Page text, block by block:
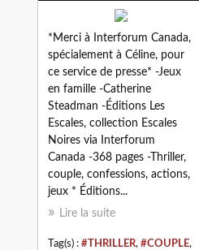
*Merci à Interforum Canada,
spécialement à Céline, pour
ce service de presse* -Jeux
en famille -Catherine
Steadman -Éditions Les
Escales, collection Escales
Noires via Interforum
Canada -368 pages -Thriller,
couple, confessions, actions,
jeux * Éditions...
Lire la suite
Tag(s) : #THRILLER, #COUPLE,